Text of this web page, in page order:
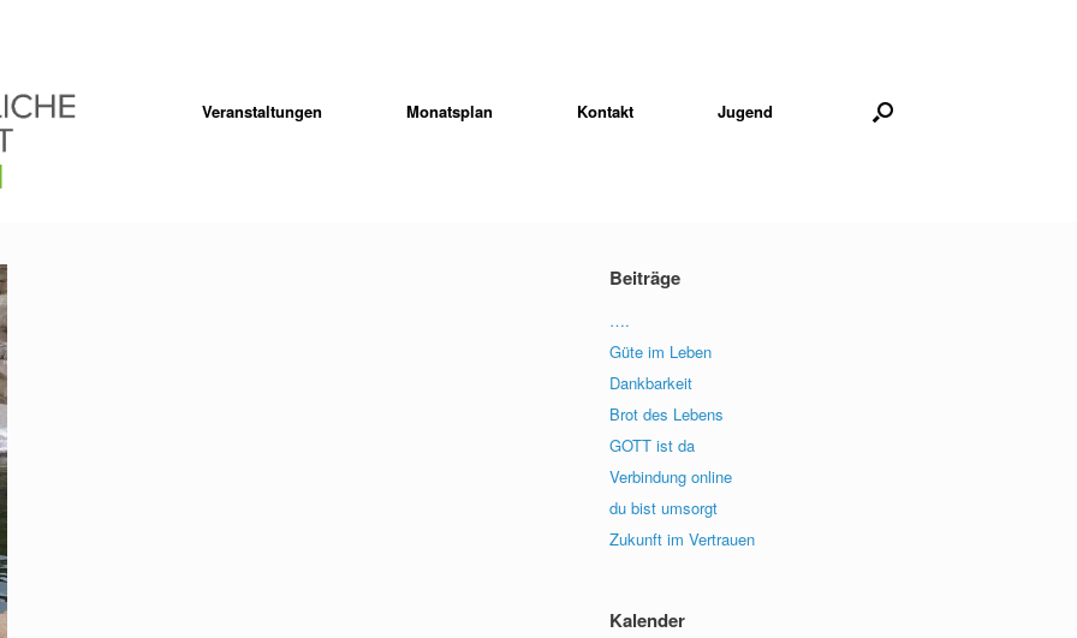
Veranstaltungen Monatsplan Kontakt Jugend
Beiträge
….
Güte im Leben
Dankbarkeit
Brot des Lebens
GOTT ist da
Verbindung online
du bist umsorgt
Zukunft im Vertrauen
Kalender